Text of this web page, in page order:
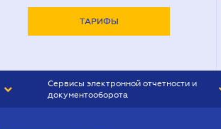
ТАРИФЫ
Сервисы электронной отчетности и
документооборота